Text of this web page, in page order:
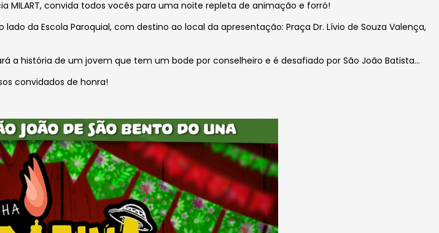
MILART, convida todos vocês para uma noite repleta de animação e forró!
da Escola Paroquial, com destino ao local da apresentação: Praça Dr. Lívio de Souza Valença,
a história de um jovem que tem umbode por conselheiro e é desafiado por São João Batista…
convidados de honra!